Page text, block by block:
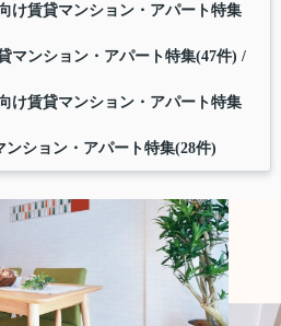
け賃貸マンション・アパート特集
マンション・アパート特集(47件)
け賃貸マンション・アパート特集
ション・アパート特集(28件)